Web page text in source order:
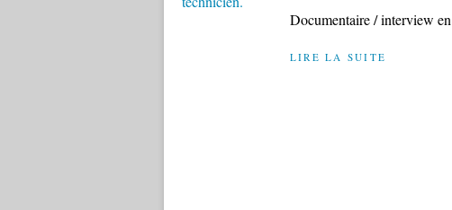
Documentaire / interview
LIRE LA SUITE